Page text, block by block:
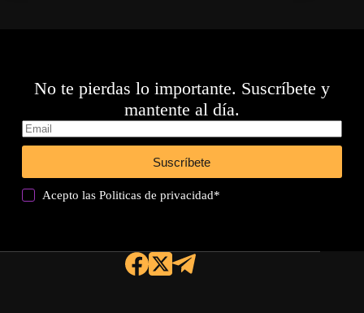
No te pierdas lo importante. Suscríbete y
mantente al día.
Suscríbete
Acepto lasPoliticas de privacidad*